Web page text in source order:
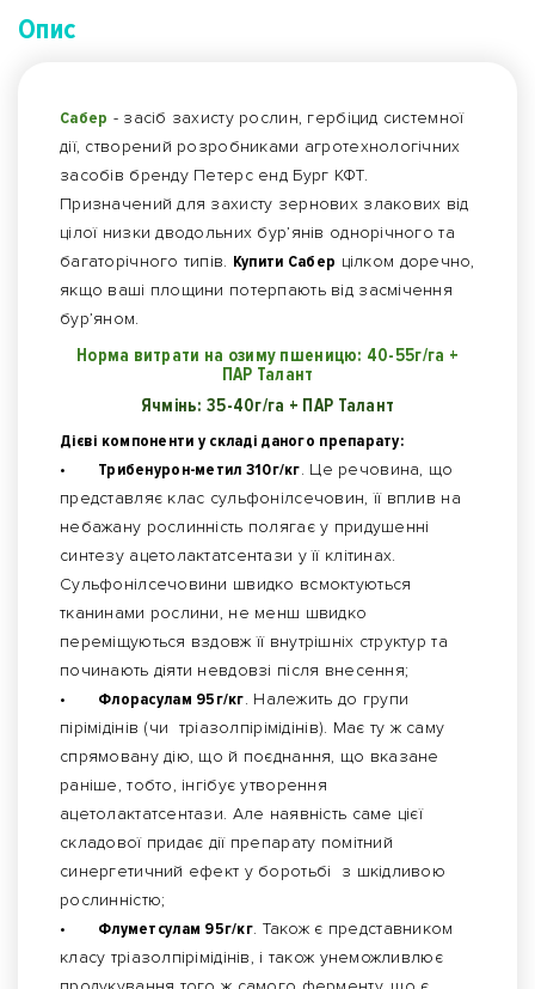
Опис
Сабер - засіб захисту рослин, гербіцид системної
дії, створений розробниками агротехнологічних
засобів бренду Петерс енд Бург КФТ.
Призначений для захисту зернових злакових від
цілої низки дводольних бур’янів однорічного та
багаторічного типів. Купити Сабер цілком доречно,
якщо ваші площини потерпають від засмічення
бур’яном.
Норма витрати на озиму пшеницю: 40-55г/га +
ПАР Талант
Ячмінь: 35-40г/га + ПАР Талант
Дієві компоненти у складі даного препарату:
•
Трибенурон-метил 310г/кг. Це речовина, що
представляє клас сульфонілсечовин, її вплив на
небажану рослинність полягає у придушенні
синтезу ацетолактатсентази у її клітинах.
Сульфонілсечовини швидко всмоктуються
тканинами рослини, не менш швидко
переміщуються вздовж її внутрішніх структур та
починають діяти невдовзі після внесення;
•
Флорасулам 95г/кг. Належить до групи
пірімідінів (чи тріазолпірімідінів). Має ту ж саму
спрямовану дію, що й поєднання, що вказане
раніше, тобто, інгібує утворення
ацетолактатсентази. Але наявність саме цієї
складової придає дії препарату помітний
синергетичний ефект у боротьбі з шкідливою
рослинністю;
•
Флуметсулам 95г/кг. Також є представником
класу тріазолпірімідінів, і також унеможливлює